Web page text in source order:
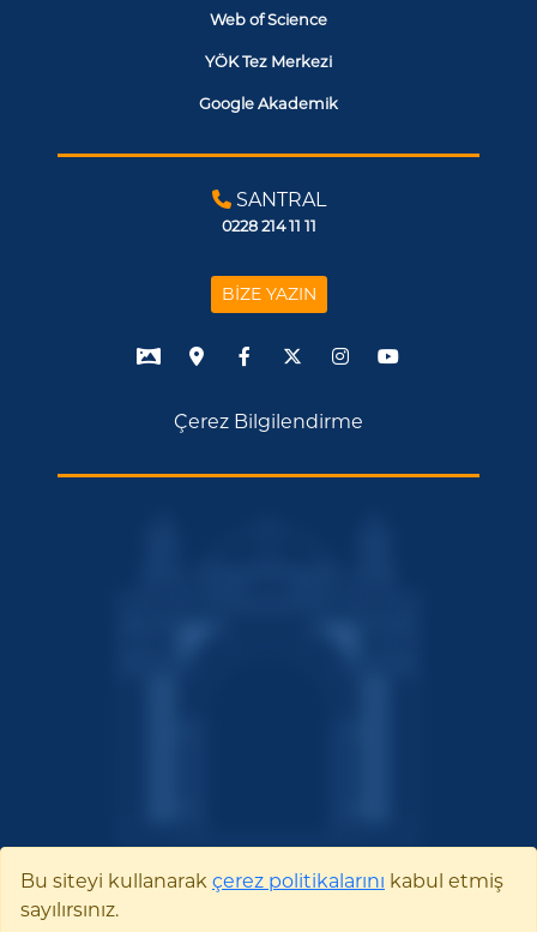
Web of Science
YÖK Tez Merkezi
Google Akademik
SANTRAL
0228 214 11 11
BİZE YAZIN
Çerez Bilgilendirme
Bu siteyi kullanarak çerez politikalarını kabul etmiş
sayılırsınız.